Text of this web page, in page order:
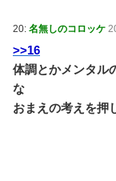
20: 名無しのコロッケ
>>16
体調とかメンタル
な
おまえの考えを押